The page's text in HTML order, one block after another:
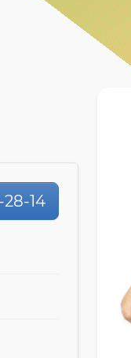
14